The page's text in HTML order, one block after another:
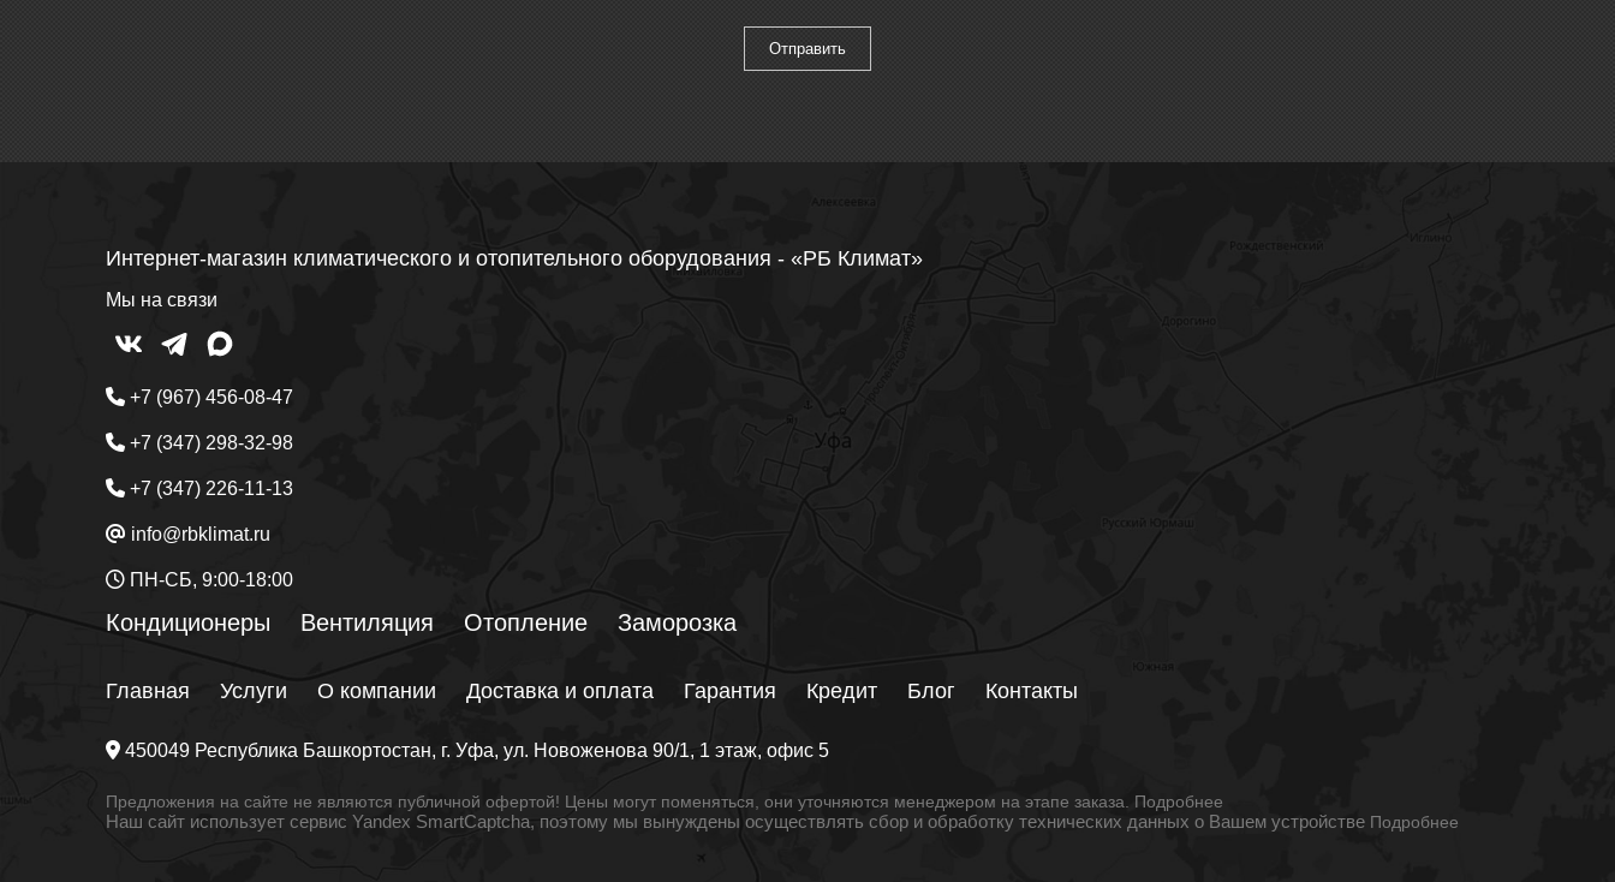
Интернет-магазин климатического и отопительного оборудования - «РБ Климат»
Мы на связи
+7 (967) 456-08-47
+7 (347) 298-32-98
+7 (347) 226-11-13
info@rbklimat.ru
ПН-СБ, 9:00-18:00
Кондиционеры Вентиляция Отопление Заморозка
Главная Услуги О компании Доставка и оплата Гарантия Кредит Блог Контакты
450049 Республика Башкортостан, г. Уфа, ул. Новоженова 90/1, 1 этаж, офис 5
Предложения на сайте не являются публичной офертой! Цены могут поменяться, они уточняются менеджером на этапе заказа. Подробнее
Наш сайт использует сервис Yandex SmartCaptcha, поэтому мы вынуждены осуществлять сбор и обработку технических данных о Вашем устройстве Подробнее